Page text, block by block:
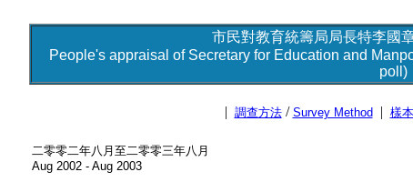
市民對教育統籌局局長特李國
People's appraisal of Secretary for Education and
poll)
| 調查方法/ Survey Method| 樣
二零零二年八月至二零零三年八月
Aug 2002 - Aug 2003